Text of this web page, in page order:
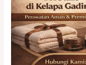
Gading
–
Solusi
Tas
Kusam
Kembali